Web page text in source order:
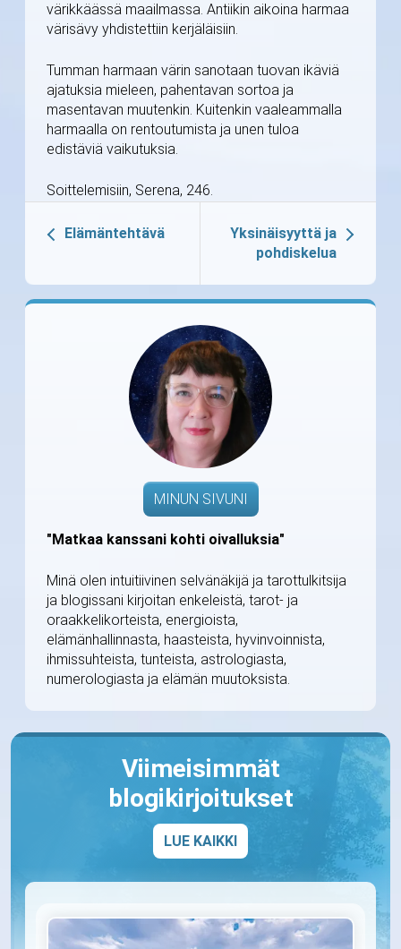
värikkäässä maailmassa. Antiikin aikoina harmaa
värisävy yhdistettiin kerjäläisiin.
Tumman harmaan värin sanotaan tuovan ikäviä
ajatuksia mieleen, pahentavan sortoa ja
masentavan muutenkin. Kuitenkin vaaleammalla
harmaalla on rentoutumista ja unen tuloa
edistäviä vaikutuksia.
Soittelemisiin, Serena, 246.
Elämäntehtävä
Yksinäisyyttä ja
pohdiskelua
MINUN SIVUNI
"Matkaa kanssani kohti oivalluksia"
Minä olen intuitiivinen selvänäkijä ja tarottulkitsija
ja blogissani kirjoitan enkeleistä, tarot- ja
oraakkelikorteista, energioista,
elämänhallinnasta, haasteista, hyvinvoinnista,
ihmissuhteista, tunteista, astrologiasta,
numerologiasta ja elämän muutoksista.
Viimeisimmät
blogikirjoitukset
LUE KAIKKI